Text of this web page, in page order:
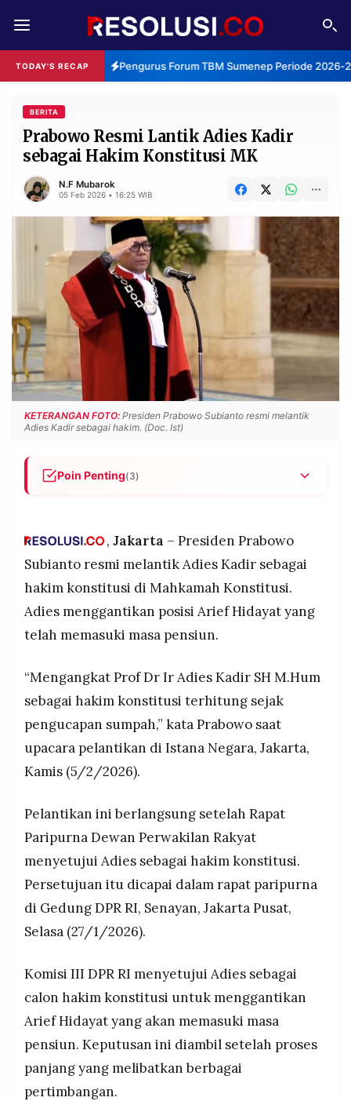
TODAY'S RECAP Pengurus Forum TBM Sumenep Periode 2026-
REDAKSI TENTANG
RESOLUSI IKLAN
RUBRIKASI
EDITORIAL AKSARA
NASIONAL
SPORT
INFORMASI
PRIVACY
POLICY
BERITA
WARGA
INFORMASI
IKLAN
KIRIM
TULISAN
PENGADUAN TERM
KAMI
©
RESOLUSI
PRAMUDITA
2026
RESOLUSI
PRAMUDITA
BERITA
Prabowo Resmi Lantik Adies Kadir
sebagai Hakim Konstitusi MK
N.F Mubarok
05 Feb 2026 • 16:25 WIB
KETERANGAN FOTO: Presiden Prabowo Subianto resmi melantik
Adies Kadir sebagai hakim. (Doc. Ist)
Poin Penting(3)
Istana Negara, Jakarta, Kamis (5/2/2026)
Adies menggantikan Arief Hidayat yang
Paripurna DPR RI pada 27 Januari 2026
Pengangkatan Adies menggantikan keputusan
sebelumnya yang menetapkan Inosentius Samsul
dibatalkan
, Jakarta – Presiden Prabowo
Subianto resmi melantik Adies Kadir sebagai
hakim konstitusi di Mahkamah Konstitusi.
Adies menggantikan posisi Arief Hidayat yang
telah memasuki masa pensiun.
“Mengangkat Prof Dr Ir Adies Kadir SH M.Hum
sebagai hakim konstitusi terhitung sejak
pengucapan sumpah,” kata Prabowo saat
upacara pelantikan di Istana Negara, Jakarta,
Kamis (5/2/2026).
Pelantikan ini berlangsung setelah Rapat
Paripurna Dewan Perwakilan Rakyat
menyetujui Adies sebagai hakim konstitusi.
Persetujuan itu dicapai dalam rapat paripurna
di Gedung DPR RI, Senayan, Jakarta Pusat,
Selasa (27/1/2026).
Komisi III DPR RI menyetujui Adies sebagai
calon hakim konstitusi untuk menggantikan
Arief Hidayat yang akan memasuki masa
pensiun. Keputusan ini diambil setelah proses
panjang yang melibatkan berbagai
pertimbangan.